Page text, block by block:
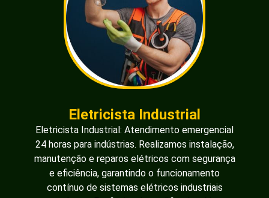
Eletricista Industrial
Eletricista Industrial: Atendimento emergencial
24 horas para indústrias. Realizamos instalação,
manutenção e reparos elétricos com segurança
e eficiência, garantindo o funcionamento
contínuo de sistemas elétricos industriais